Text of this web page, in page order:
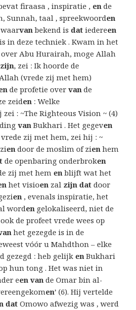
firaasa , inspiratie , en de
Sunnah, taal , spreekwoorden
waarvan bekend is dat iedereen
in deze techniek . Kwam in het
over Abu Hurairah, moge Allah
zijn, zei : Ik hoorde de
(vrede zij met hem)
de profetie overvan de
zeiden : Welke
zei : ~The Righteous Vision ~ (4)
van Bukhari . Het gegeven
zij met hem, zei hij : ~
en door de moslim of zien hem
de openbaring onderbroken
zij met hem en blijft wat het
het visioen zal zijn dat door
en , evenals inspiratie, het
worden gelokaliseerd, niet de
ook de profeet vrede wees op
het gezegde is in de
vóór u Mahdthon – elke
gezegd : heb gelijk en Bukhari
hun tong . Het was niet in
een van de Omar bin al-
en’ (6). Hij vertelde
dat Omowo afwezig was , werd